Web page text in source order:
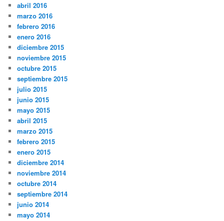
abril 2016
marzo 2016
febrero 2016
enero 2016
diciembre 2015
noviembre 2015
octubre 2015
septiembre 2015
julio 2015
junio 2015
mayo 2015
abril 2015
marzo 2015
febrero 2015
enero 2015
diciembre 2014
noviembre 2014
octubre 2014
septiembre 2014
junio 2014
mayo 2014